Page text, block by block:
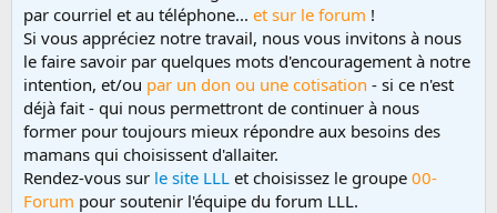
par courriel et au téléphone... et sur le forum !
Si vous appréciez notre travail, nous vous invitons à nous
le faire savoir par quelques mots d'encouragement à notre
intention, et/ou par un don ou une cotisation - si ce n'est
déjà fait - qui nous permettront de continuer à nous
former pour toujours mieux répondre aux besoins des
mamans qui choisissent d'allaiter.
Rendez-vous sur le site LLL et choisissez le groupe 00-
Forum pour soutenir l'équipe du forum LLL.